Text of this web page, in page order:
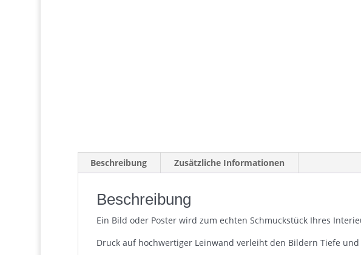
Beschreibung Zusätzliche Informationen
Beschreibung
Ein Bild oder Poster wird zum echten Schmuckstück Ihres
Druck auf hochwertiger Leinwand verleiht den Bildern Tiefe